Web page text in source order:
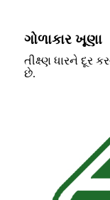
ગોળાકાર ખૂણા
તીક્ષ્ણ ધારને દૂર
છે.